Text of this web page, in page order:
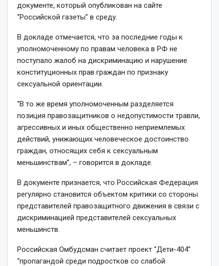
документе, который опубликован на сайте
“Российской газеты” в среду.
В докладе отмечается, что за последние годы к
уполномоченному по правам человека в РФ не
поступало жалоб на дискриминацию и нарушение
конституционных прав граждан по признаку
сексуальной ориентации.
“В то же время уполномоченным разделяется
позиция правозащитников о недопустимости травли,
агрессивных и иных общественно неприемлемых
действий, унижающих человеческое достоинство
граждан, относящих себя к сексуальным
меньшинствам”, – говорится в докладе.
В документе признается, что Российская Федерация
регулярно становится объектом критики со стороны
представителей правозащитного движения в связи с
дискриминацией представителей сексуальных
меньшинств.
Российская Омбудсман считает проект “Дети-404”
“пропагандой среди подростков со слабой